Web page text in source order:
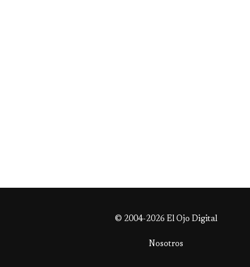
© 2004-2026 El Ojo Digital
Nosotros